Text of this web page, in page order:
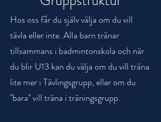
Hos oss får du själv välja om du vill
tävla eller inte. Alla barn tränar
tillsammans i badmintonskola och när
du blir U13 kan du välja om du vill träna
lite mer i Tävlingsgrupp, eller om du
"bara" vill träna i träningsgrupp.